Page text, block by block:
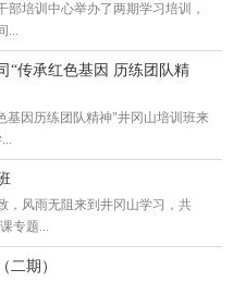
部培训中心举办了两期学习培训，
...
“传承红色基因 历练团队精
基因历练团队精神"井冈山培训班来
，风雨无阻来到井冈山学习，共
专题...
二期）